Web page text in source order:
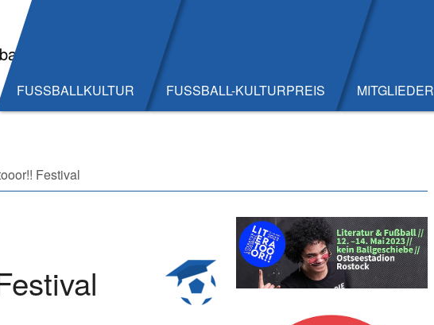
FUSSBALLKULTUR FUSSBALL-KULTURPREIS MITGLIEDER
Festival